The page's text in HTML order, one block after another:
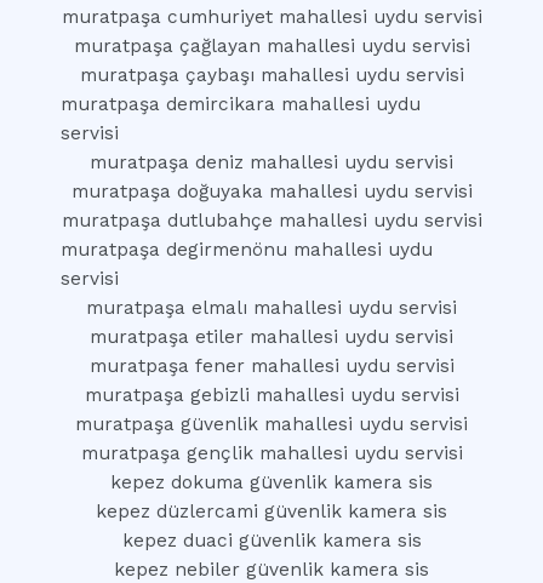
muratpaşa cumhuriyet mahallesi uydu servisi
muratpaşa çağlayan mahallesi uydu servisi
muratpaşa çaybaşı mahallesi uydu servisi
muratpaşa demircikara mahallesi uydu
servisi
muratpaşa deniz mahallesi uydu servisi
muratpaşa doğuyaka mahallesi uydu servisi
muratpaşa dutlubahçe mahallesi uydu servisi
muratpaşa degirmenönu mahallesi uydu
servisi
muratpaşa elmalı mahallesi uydu servisi
muratpaşa etiler mahallesi uydu servisi
muratpaşa fener mahallesi uydu servisi
muratpaşa gebizli mahallesi uydu servisi
muratpaşa güvenlik mahallesi uydu servisi
muratpaşa gençlik mahallesi uydu servisi
kepez dokuma güvenlik kamera sis
kepez düzlercami güvenlik kamera sis
kepez duaci güvenlik kamera sis
kepez nebiler güvenlik kamera sis